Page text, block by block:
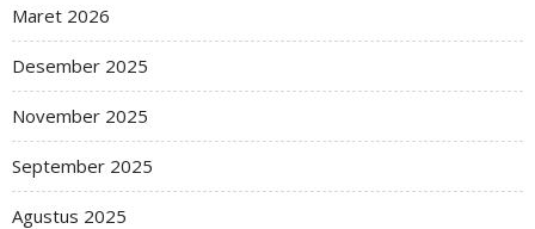
Maret 2026
Desember 2025
November 2025
September 2025
Agustus 2025